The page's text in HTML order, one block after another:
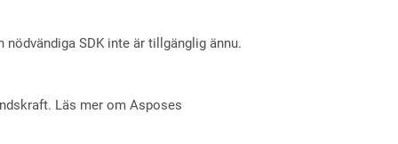
SDK inte är tillgänglig ännu.
Läs mer om Asposes